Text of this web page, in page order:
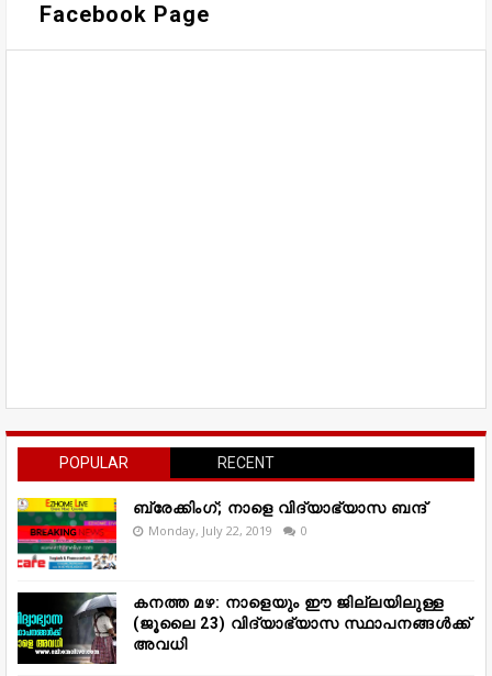
Facebook Page
POPULAR RECENT
ബ്രേക്കിംഗ്; നാളെ വിദ്യാഭ്യാസ ബന്ദ്
Monday, July 22, 2019 0
കനത്ത മഴ: നാളെയും ഈ ജില്ലയിലുള്ള
(ജൂലൈ 23) വിദ്യാഭ്യാസ സ്ഥാപനങ്ങൾക്ക്
അവധി